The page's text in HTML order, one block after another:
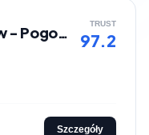
HydroInstal Kraków - Pogotowie gazowe i hydrauliczne TRUST
97.2
Szczegóły